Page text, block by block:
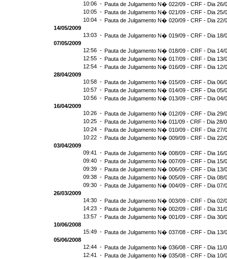
10:06 - Pauta de Julgamento N� 022/09 - CRF - Dia 26/
10:05 - Pauta de Julgamento N� 021/09 - CRF - Dia 25/
10:04 - Pauta de Julgamento N� 020/09 - CRF - Dia 22/
14/05/2009
13:03 - Pauta de Julgamento N� 019/09 - CRF - Dia 18/
07/05/2009
12:56 - Pauta de Julgamento N� 018/09 - CRF - Dia 14/
12:55 - Pauta de Julgamento N� 017/09 - CRF - Dia 13/
12:54 - Pauta de Julgamento N� 016/09 - CRF - Dia 12/
28/04/2009
10:58 - Pauta de Julgamento N� 015/09 - CRF - Dia 06/
10:57 - Pauta de Julgamento N� 014/09 - CRF - Dia 05/
10:56 - Pauta de Julgamento N� 013/09 - CRF - Dia 04/
16/04/2009
10:26 - Pauta de Julgamento N� 012/09 - CRF - Dia 29/
10:25 - Pauta de Julgamento N� 011/09 - CRF - Dia 28/
10:24 - Pauta de Julgamento N� 010/09 - CRF - Dia 27/
10:22 - Pauta de Julgamento N� 009/09 - CRF - Dia 22/
03/04/2009
09:41 - Pauta de Julgamento N� 008/09 - CRF - Dia 16/
09:40 - Pauta de Julgamento N� 007/09 - CRF - Dia 15/
09:39 - Pauta de Julgamento N� 006/09 - CRF - Dia 13/
09:38 - Pauta de Julgamento N� 005/09 - CRF - Dia 08/
09:30 - Pauta de Julgamento N� 004/09 - CRF - Dia 07/
26/03/2009
14:30 - Pauta de Julgamento N� 003/09 - CRF - Dia 02/
14:23 - Pauta de Julgamento N� 002/09 - CRF - Dia 31/
13:57 - Pauta de Julgamento N� 001/09 - CRF - Dia 30/
10/06/2008
15:49 - Pauta de Julgamento N� 037/08 - CRF - Dia 13/
05/06/2008
12:44 - Pauta de Julgamento N� 036/08 - CRF - Dia 11/
12:41 - Pauta de Julgamento N� 035/08 - CRF - Dia 10/